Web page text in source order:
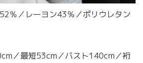
％／レーヨン43％／ポリウレタン
／最短53cm／バスト140cm／裄